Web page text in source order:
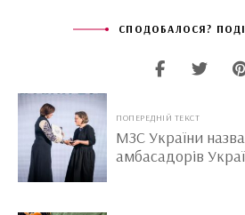
СПОДОБАЛОСЯ?
ПОПЕРЕДНІЙ ТЕКСТ
МЗС України
амбасадорів